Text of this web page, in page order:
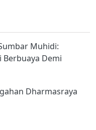
Muhidi:
Berbuaya Demi
Tua
Dharmasraya